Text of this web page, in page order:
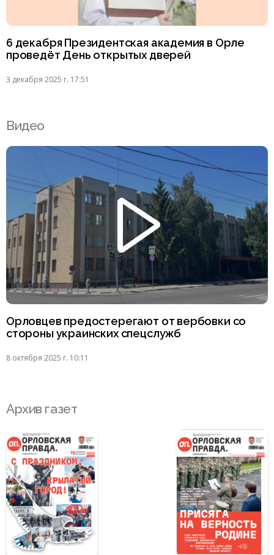
6 декабря Президентская академия в Орле
проведёт День открытых дверей
3 декабря 2025 г. 17:51
Видео
Орловцев предостерегают от вербовки со
стороны украинских спецслужб
8 октября 2025 г. 10:11
Архив газет